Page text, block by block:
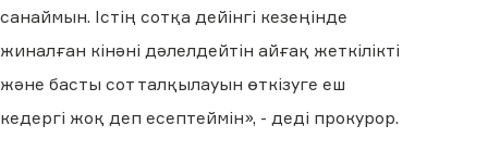
санаймын. Істің сотқа дейінгі кезеңінде
жиналған кінәні дәлелдейтін айғақ жеткілікті
және басты сот талқылауын өткізуге еш
кедергі жоқ деп есептеймін», - деді прокурор.